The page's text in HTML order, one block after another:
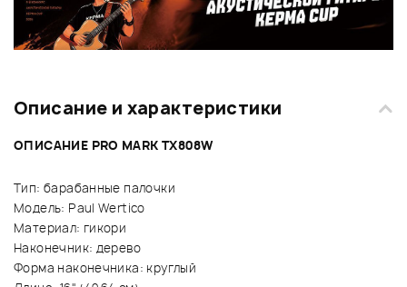
Описание и характеристики
ОПИСАНИЕ PRO MARK TX808W
Тип: барабанные палочки
Модель: Paul Wertico
Материал: гикори
Наконечник: дерево
Форма наконечника: круглый